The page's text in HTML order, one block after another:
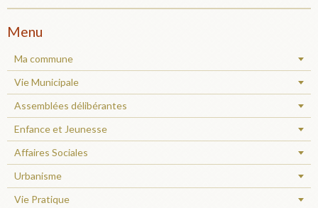
Menu
Ma commune
Vie Municipale
Assemblées délibérantes
Enfance et Jeunesse
Affaires Sociales
Urbanisme
Vie Pratique